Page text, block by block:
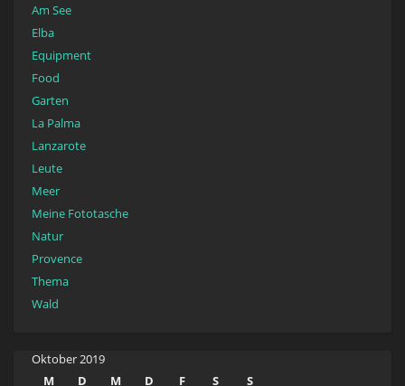
Am See
Elba
Equipment
Food
Garten
La Palma
Lanzarote
Leute
Meer
Meine Fototasche
Natur
Provence
Thema
Wald
Oktober 2019
M
D M D F S
S